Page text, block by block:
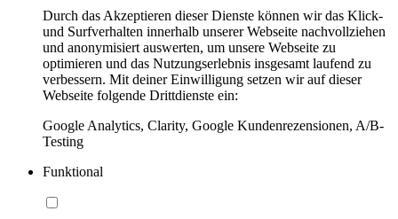
Durch das Akzeptieren dieser Dienste können wir das Klick-
und Surfverhalten innerhalb unserer Webseite nachvollziehen
und anonymisiert auswerten, um unsere Webseite zu
optimieren und das Nutzungserlebnis insgesamt laufend zu
verbessern. Mit deiner Einwilligung setzen wir auf dieser
Webseite folgende Drittdienste ein:
Google Analytics, Clarity, Google Kundenrezensionen, A/B-
Testing
Funktional